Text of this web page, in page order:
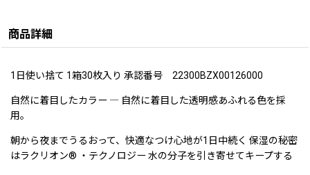
商品詳細
1日使い捨て 1箱30枚入り 承認番号 22300BZX00126000
自然に着目したカラー ― 自然に着目した透明感あふれる色を採
用。
朝から夜までうるおって、快適なつけ心地が1日中続く 保湿の秘密
はラクリオン® ・テクノロジー 水の分子を引き寄せてキープする